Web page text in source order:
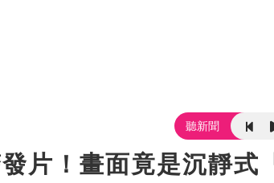
聽新聞
片！畫面竟是沉靜式